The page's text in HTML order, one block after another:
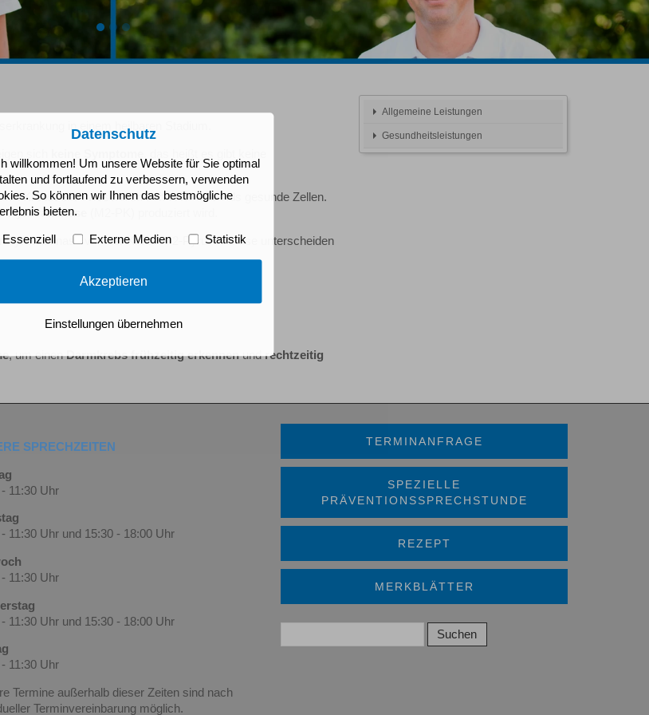
in einem heilbaren Stadium.
sich
Krebszellen wesentlich schneller teilen als gesunde Zellen.
Pyruvatkinase
von der Krebs-M2-Pyruvatkinase unterscheiden
, um einenDarmkrebs frühzeitig erkennenundrechtzeitig
Allgemeine Leistungen
Gesundheitsleistungen
SPRECHZEITEN
11:30 Uhr
11:30 Uhr und 15:30 - 18:00 Uhr
11:30 Uhr
11:30 Uhr und 15:30 - 18:00 Uhr
11:30 Uhr
Termine außerhalb dieser Zeiten sind nach
Terminvereinbarung möglich.
TERMINANFRAGE
SPEZIELLE
PRÄVENTIONSSPRECHSTUNDE
REZEPT
MERKBLÄTTER
Datenschutz
willkommen! Um unsere Website für Sie optimal
und fortlaufend zu verbessern, verwenden
So können wir Ihnen das bestmögliche
bieten.
Essenziell Externe Medien Statistik
Akzeptieren
Einstellungen übernehmen